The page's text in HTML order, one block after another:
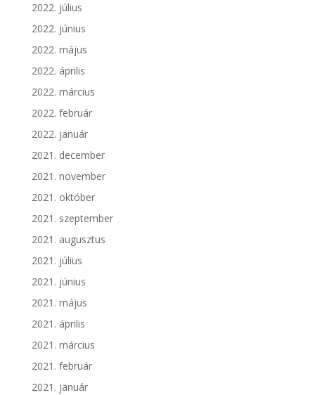
2022. július
2022. június
2022. május
2022. április
2022. március
2022. február
2022. január
2021. december
2021. november
2021. október
2021. szeptember
2021. augusztus
2021. július
2021. június
2021. május
2021. április
2021. március
2021. február
2021. január